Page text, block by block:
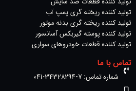
تولید کننده ریخته گری پمپ آب
تولید کننده ریخته گری بدنه موتور
تولید کننده پوسته گیربکس آسانسور
تولید کننده قطعات خودروهای سواری
تماس با ما
شماره تماس: 7-34328294-041